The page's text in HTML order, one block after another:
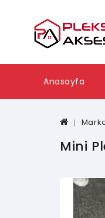
Anasayfa
Mini